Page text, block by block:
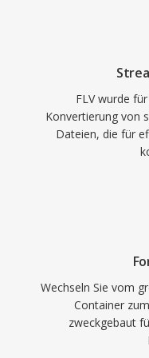
gängigen
gefolgt von
progressiven
Container
mit Cü-Punkten
Massenmedium
Bildung und
grundlegend um.
moderne Codecs
Bereitstellung
Dateien nach
und Legacy-
FLV wurde
Konvertierung von
Dateien, die für
Wechseln Sie vom
Container
zweckgebaut